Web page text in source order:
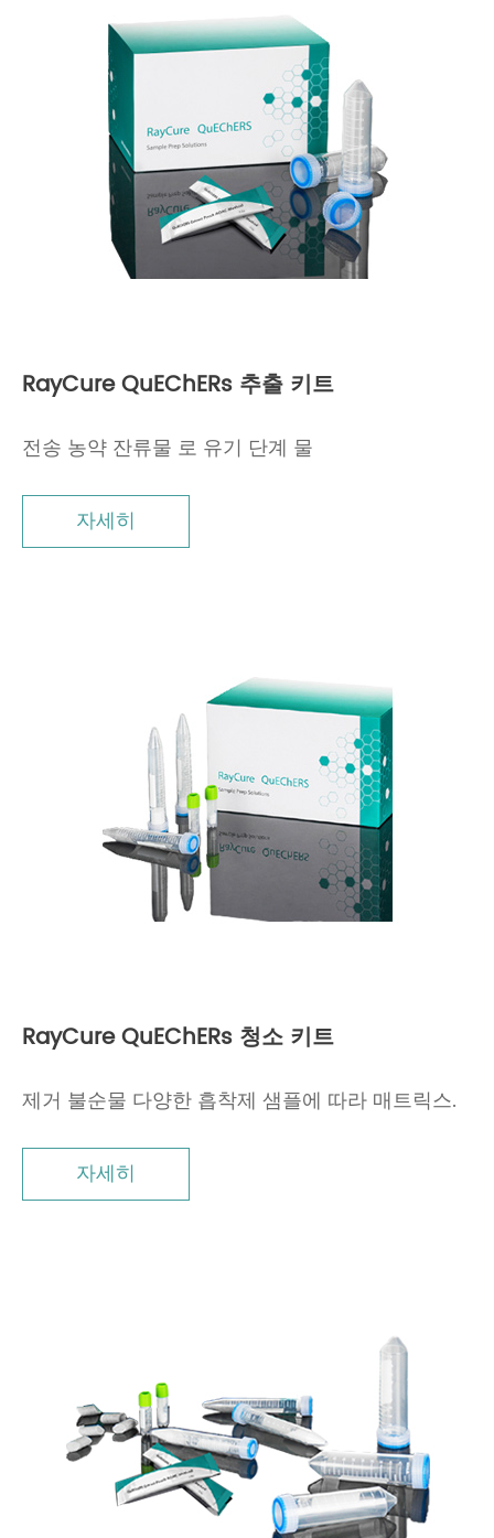
RayCure QuEChERs 추출 키트
전송 농약 잔류물 로 유기 단계 물
자세히
RayCure QuEChERs 청소 키트
제거 불순물 다양한 흡착제 샘플에 따라 매트릭스.
자세히